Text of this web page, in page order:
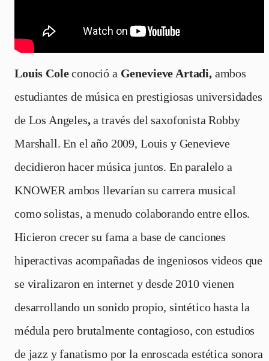
Louis Coleconoció a Genevieve Artadi, ambos
estudiantes de música en prestigiosas universidades
de Los Angeles,a través del saxofonista Robby
Marshall. En el año 2009, Louis y Genevieve
decidieron hacer música juntos. En paralelo a
KNOWER ambos llevarían su carrera musical
como solistas, a menudo colaborando entre ellos.
Hicieron crecer su fama a base de canciones
hiperactivas acompañadas de ingeniosos videos que
se viralizaron en internet y desde 2010 vienen
desarrollando un sonido propio, sintético hasta la
médula pero brutalmente contagioso, con estudios
de jazz y fanatismo por la enroscada estética sonora